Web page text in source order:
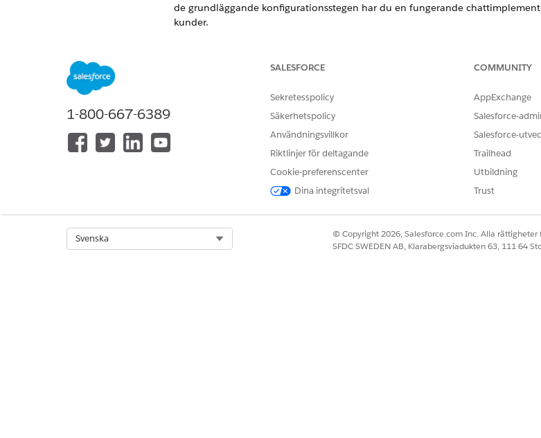
de grundläggande konfigurationsstegen har du en fungerande
kunder.
Aktivera Einstein Bots
På inställningssidan för Einstein Bots, aktivera botar, hantera inställningar och
ANTECKNINGOm Einstein Bots redan är aktiverade behöver du inte
LÖSTE DENNA ARTIKEL DITT PROBLEM?
Berätta för oss vad vi kan förbättra!
1-800-667-6389
SALESFORCE
Sekretesspolicy
Säkerhetspolicy
Användningsvillkor
Riktlinjer för deltagande
Cookie-preferenscenter
Dina integritetsval
COMMUNITY
AppExchange
Salesforce-
Salesforce-
Trailhead
Utbildning
Trust
Svenska
© Copyright 2026, Salesforce.com Inc. Alla
SFDC SWEDEN AB, Klarabergsviadukten 63, 111 64